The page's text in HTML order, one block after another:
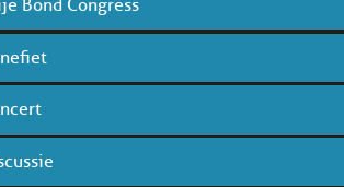
Bond Congress